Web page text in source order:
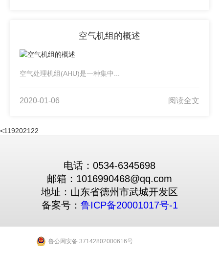
空气机组的概述
空气处理机组(AHU)是一种集中...
2020-01-06 阅读全文
<119202122
电话：0534-6345698
邮箱：1016990468@qq.com
地址：山东省德州市武城开发区
备案号： 鲁ICP备20001017号-1
鲁公网安备 37142802000616号